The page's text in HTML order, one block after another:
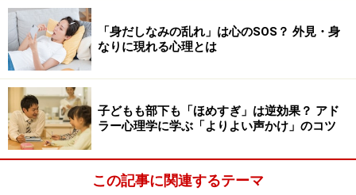
1. 教会のミサに参加し、今年1年に感謝する
教会では、イブの夜やクリスマスの日にミサが行われま
す。クリスチャンでなくても参加できるところは多いの
で、近くの教会に出かけてみてはいかがでしょう。
ミサでは1年の息災に感謝し、皆で幸せを分かち合うこ
とができます。大きな教会やキリスト教系の大学の礼拝
「身だしなみの乱れ」は心のSOS？ 外見・身
なりに現れる心理とは
子どもも部下も「ほめすぎ」は逆効果？ アド
ラー心理学に学ぶ「よりよい声かけ」のコツ
この記事に関連するテーマ